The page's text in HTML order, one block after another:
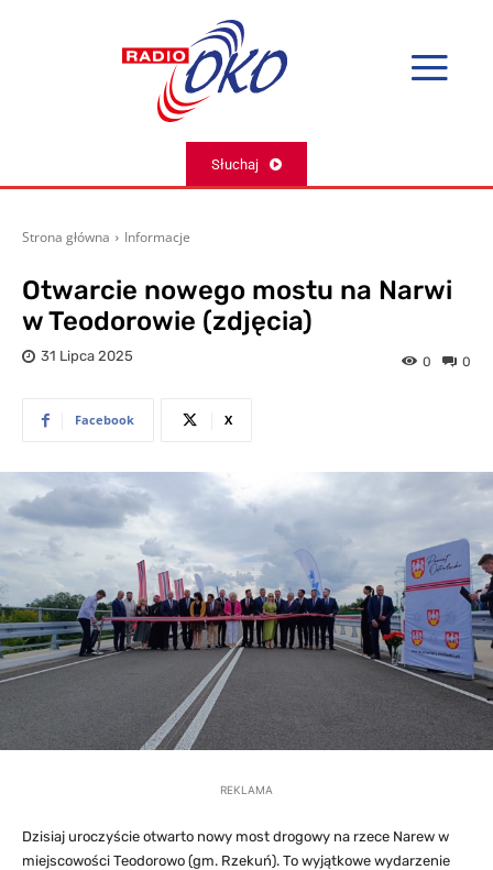
Słuchaj
Strona główna Informacje
Otwarcie nowego mostu na Narwi
w Teodorowie (zdjęcia)
31 Lipca 2025 0
0
Facebook X
REKLAMA
Dzisiaj uroczyście otwarto nowy most drogowy na rzece Narew w
miejscowości Teodorowo (gm. Rzekuń). To wyjątkowe wydarzenie